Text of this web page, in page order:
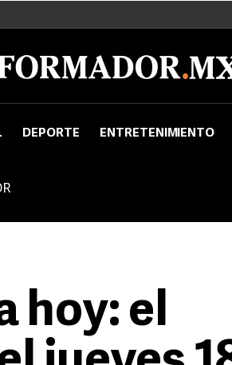
DEPORTE ENTRETENIMIENTO
hoy: el